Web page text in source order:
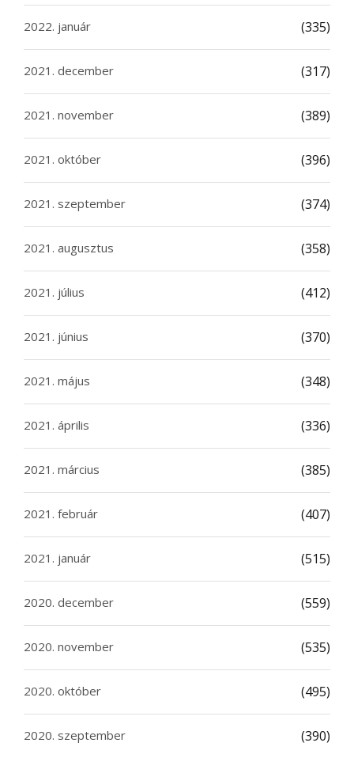
2022. január (335)
2021. december (317)
2021. november (389)
2021. október (396)
2021. szeptember (374)
2021. augusztus (358)
2021. július (412)
2021. június (370)
2021. május (348)
2021. április (336)
2021. március (385)
2021. február (407)
2021. január (515)
2020. december (559)
2020. november (535)
2020. október (495)
2020. szeptember (390)